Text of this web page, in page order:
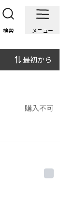
検索 メニュー
最初から
購入不可